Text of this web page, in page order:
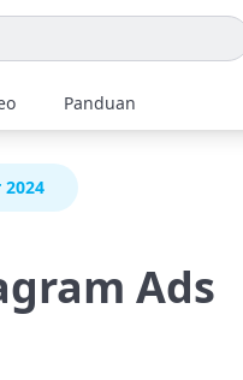
Panduan
Ads